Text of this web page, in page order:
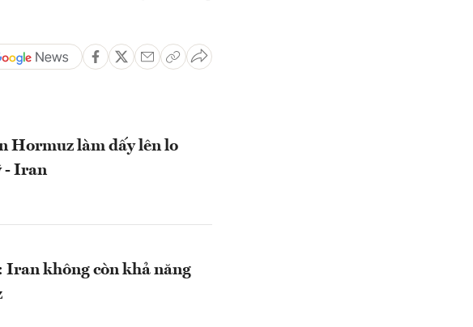
Hormuz làm dấy lên lo
- Iran
không còn khả năng